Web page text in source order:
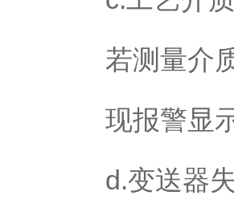
若测量介
现报警显
d.变送器